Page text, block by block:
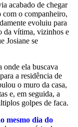
acabado de chegar
com o companheiro,
evoluiu para
da vítima, vizinhos e
Josiane se
onde ela buscava
a residência de
o muro da casa,
e, em seguida, a
golpes de faca.
mesmo dia do